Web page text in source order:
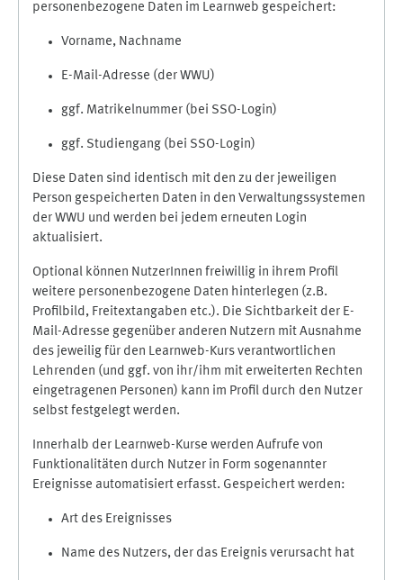
personenbezogene Daten im Learnweb gespeichert:
Vorname, Nachname
E-Mail-Adresse (der WWU)
ggf. Matrikelnummer (bei SSO-Login)
ggf. Studiengang (bei SSO-Login)
Diese Daten sind identisch mit den zu der jeweiligen
Person gespeicherten Daten in den Verwaltungssystemen
der WWU und werden bei jedem erneuten Login
aktualisiert.
Optional können NutzerInnen freiwillig in ihrem Profil
weitere personenbezogene Daten hinterlegen (z.B.
Profilbild, Freitextangaben etc.). Die Sichtbarkeit der E-
Mail-Adresse gegenüber anderen Nutzern mit Ausnahme
des jeweilig für den Learnweb-Kurs verantwortlichen
Lehrenden (und ggf. von ihr/ihm mit erweiterten Rechten
eingetragenen Personen) kann im Profil durch den Nutzer
selbst festgelegt werden.
Innerhalb der Learnweb-Kurse werden Aufrufe von
Funktionalitäten durch Nutzer in Form sogenannter
Ereignisse automatisiert erfasst. Gespeichert werden:
Art des Ereignisses
Name des Nutzers, der das Ereignis verursacht hat